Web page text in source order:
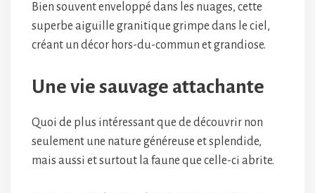
Bien souvent enveloppé dans les nuages, cette
superbe aiguille granitique grimpe dans le ciel,
créant un décor hors-du-commun et grandiose.
Une vie sauvage attachante
Quoi de plus intéressant que de découvrir non
seulement une nature généreuse et splendide,
mais aussi et surtout la faune que celle-ci abrite.